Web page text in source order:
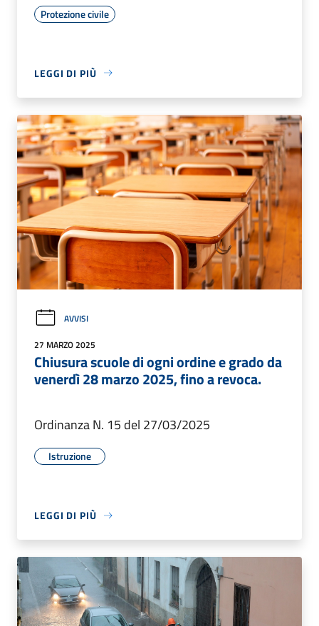
Protezione civile
LEGGI DI PIÙ
AVVISI
27 MARZO 2025
Chiusura scuole di ogni ordine e grado da
venerdì 28 marzo 2025, fino a revoca.
Ordinanza N. 15 del 27/03/2025
Istruzione
LEGGI DI PIÙ